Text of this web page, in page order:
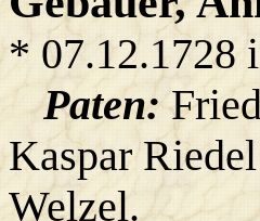
* 07.12.1728
Paten:
Kaspar
Welzel.